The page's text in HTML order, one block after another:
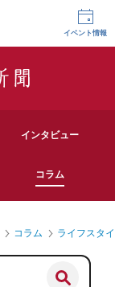
イベント情報
インタビュー
コラム
コラム ライフスタ